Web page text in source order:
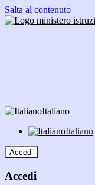
Salta al contenuto
Italiano
Italiano
Accedi
Accedi